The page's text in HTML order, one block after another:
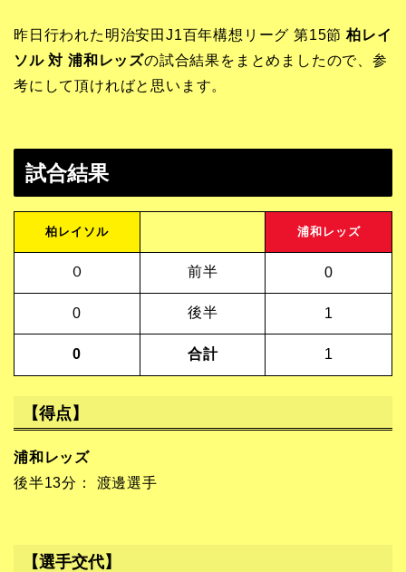
昨日行われた明治安田J1百年構想リーグ 第15節柏レイ
ソル 対 浦和レッズの試合結果をまとめましたので、参
考にして頂ければと思います。
試合結果
柏レイソル 浦和レッズ
０ 前半 0
0 後半 1
0 合計 1
【得点】
浦和レッズ
後半13分： 渡邊選手
【選手交代】